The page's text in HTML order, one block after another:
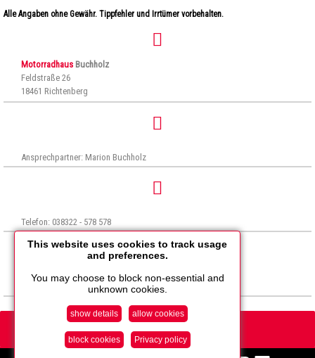
This website uses cookies to track usage
and preferences.
You may choose to block non-essential and
unknown cookies.
show details allow cookies
block cookies Privacy policy
Alle Angaben ohne Gewähr. Tippfehler und Irrtümer vorbehalten.
Motorradhaus Buchholz
Feldstraße 26
18461 Richtenberg
Ansprechpartner: Marion Buchholz
Telefon: 038322 - 578 578
Email: buchholz-racing(at)online.de